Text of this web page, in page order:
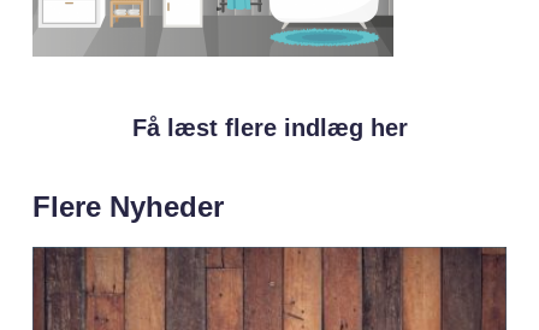
Få læst flere indlæg her
Flere Nyheder